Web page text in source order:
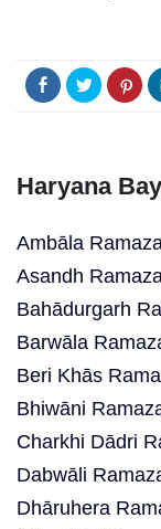
Haryana
Ambāla
Asandh
Bahādurgarh
Barwāla
Beri Khās
Bhiwāni
Charkhi Dādri
Dabwāli
Dhāruhera